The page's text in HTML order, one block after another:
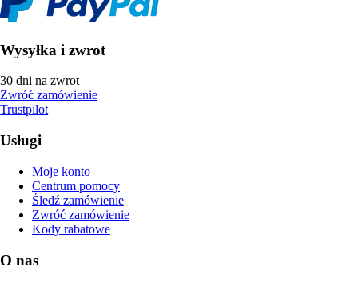
Wysyłka i zwrot
30 dni na zwrot
Zwróć zamówienie
Trustpilot
Usługi
Moje konto
Centrum pomocy
Śledź zamówienie
Zwróć zamówienie
Kody rabatowe
O nas